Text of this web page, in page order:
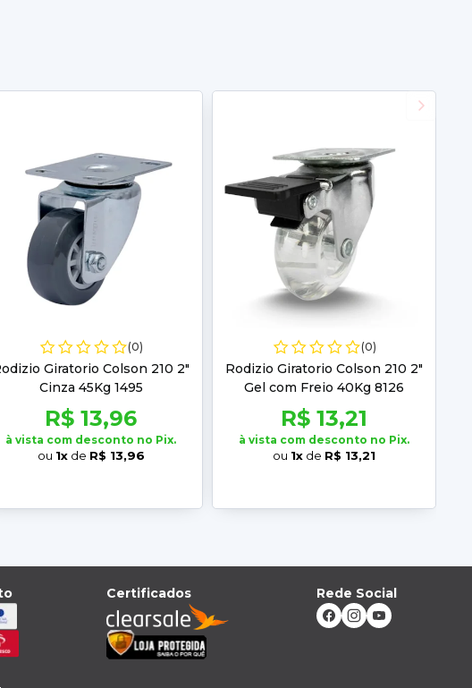
(0)
Giratorio Colson 210 2"
Cinza 45Kg 1495
R$ 13,96
à vista com desconto no Pix.
ou 1xde R$ 13,96
(0)
Rodizio Giratorio Colson 210 2"
Gel com Freio 40Kg 8126
R$ 13,21
à vista com desconto no Pix.
ou 1x de R$ 13,21
Certificados Rede Social